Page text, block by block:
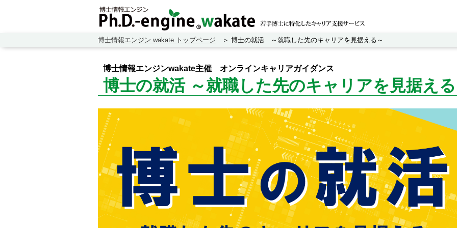
博士情報エンジン wakate トップページ 博士の就活 ～就職した先のキャリアを見据える～
博士情報エンジンwakate主催 オンラインキャリアガイダンス
博士の就活 ～就職した先のキャリアを見据え